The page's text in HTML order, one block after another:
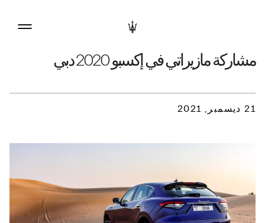
مشاركة مازيراتي في إكسبو 2020 دبي
21 ديسمبر, 2021